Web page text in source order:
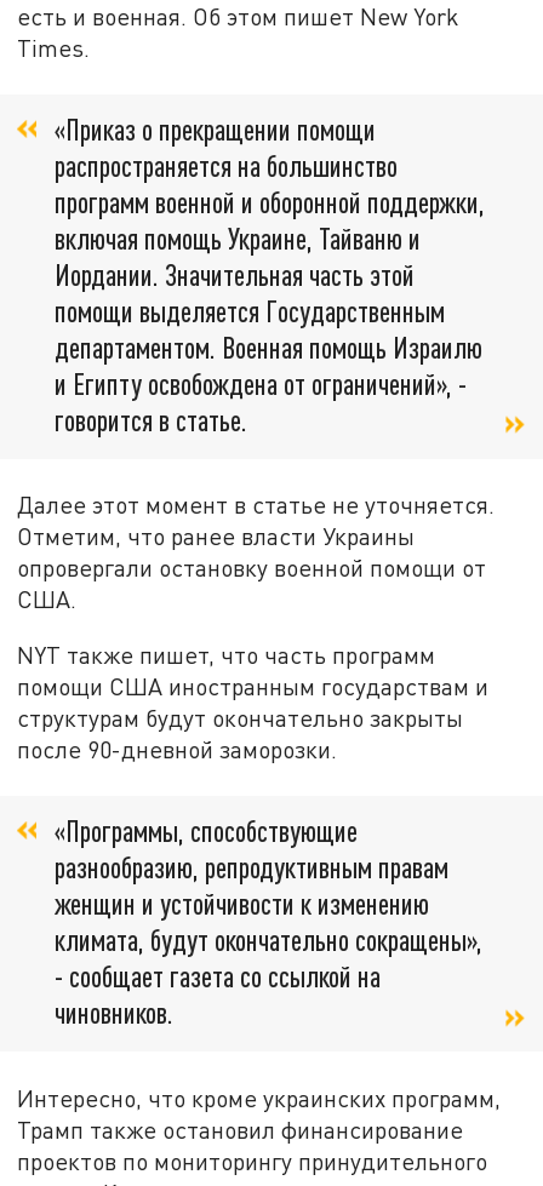
есть и военная. Об этом пишет New York
Times.
«Приказ о прекращении помощи
распространяется на большинство
программ военной и оборонной поддержки,
включая помощь Украине, Тайваню и
Иордании. Значительная часть этой
помощи выделяется Государственным
департаментом. Военная помощь Израилю
и Египту освобождена от ограничений», -
говорится в статье.
Далее этот момент в статье не уточняется.
Отметим, что ранее власти Украины
опровергали остановку военной помощи от
США.
NYT также пишет, что часть программ
помощи США иностранным государствам и
структурам будут окончательно закрыты
после 90-дневной заморозки.
«Программы, способствующие
разнообразию, репродуктивным правам
женщин и устойчивости к изменению
климата, будут окончательно сокращены»,
- сообщает газета со ссылкой на
чиновников.
Интересно, что кроме украинских программ,
Трамп также остановил финансирование
проектов по мониторингу принудительного